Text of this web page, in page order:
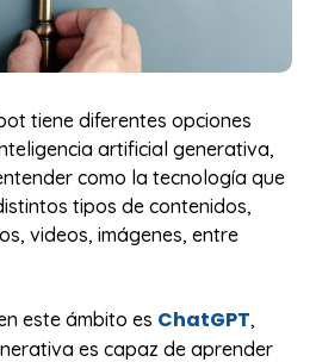
tiene diferentes opciones
artificial generativa,
como la tecnología que
tipos de contenidos,
videos, imágenes, entre
este ámbito es ChatGPT,
es capaz de aprender